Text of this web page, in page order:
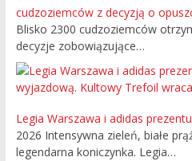
cudzoziemców z decyzją o
Blisko 2300 cudzoziemców
decyzje zobowiązujące…
Legia Warszawa i adidas
2026 Intensywna zieleń, białe
legendarna koniczynka. Legia…